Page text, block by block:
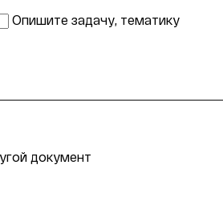
Опишите задачу, тематику
документ